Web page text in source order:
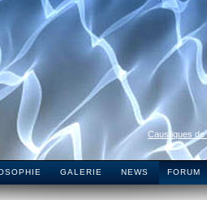
Caustiques de
GALERIE NEWS FORUM